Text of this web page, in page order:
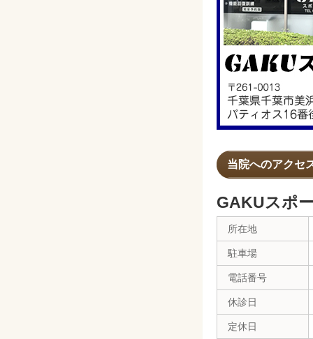
当院へのアクセ
GAKUスポ
所在地
駐車場
電話番号
休診日
定休日